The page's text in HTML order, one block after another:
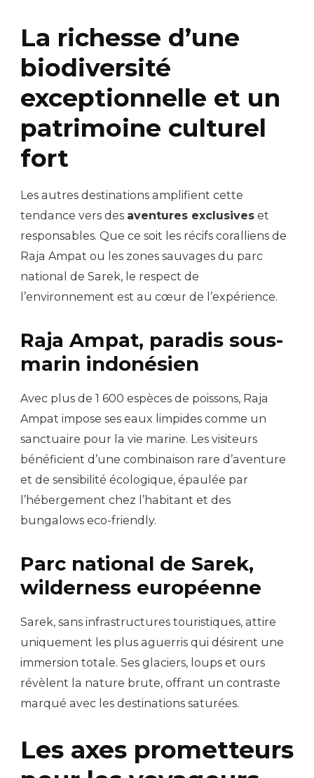
La richesse d’une
biodiversité
exceptionnelle et un
patrimoine culturel
fort
Les autres destinations amplifient cette
tendance vers des aventures exclusives et
responsables. Que ce soit les récifs coralliens de
Raja Ampat ou les zones sauvages du parc
national de Sarek, le respect de
l’environnement est au cœur de l’expérience.
Raja Ampat, paradis sous-
marin indonésien
Avec plus de 1 600 espèces de poissons, Raja
Ampat impose ses eaux limpides comme un
sanctuaire pour la vie marine. Les visiteurs
bénéficient d’une combinaison rare d’aventure
et de sensibilité écologique, épaulée par
l’hébergement chez l’habitant et des
bungalows eco-friendly.
Parc national de Sarek,
wilderness européenne
Sarek, sans infrastructures touristiques, attire
uniquement les plus aguerris qui désirent une
immersion totale. Ses glaciers, loups et ours
révèlent la nature brute, offrant un contraste
marqué avec les destinations saturées.
Les axes prometteurs